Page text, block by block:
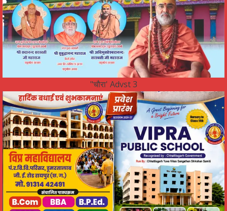
"चौरा' Advst 3